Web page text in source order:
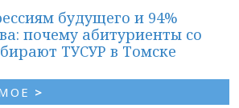
будущего и 94%
почему абитуриенты со
ТУСУР в Томске
>